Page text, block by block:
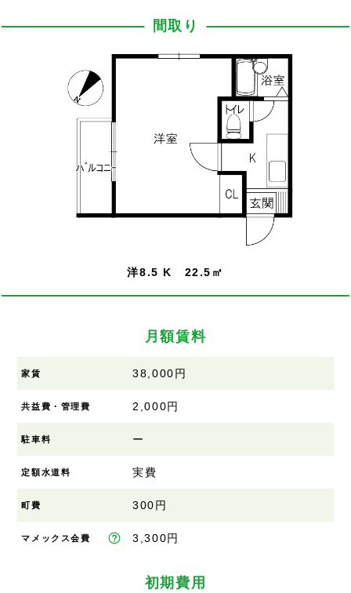
間取り
洋8.5 K 22.5㎡
月額賃料
家賃 38,000円
共益費・管理費 2,000円
駐車料 ー
定額水道料 実費
町費 300円
マメックス会費 3,300円
初期費用